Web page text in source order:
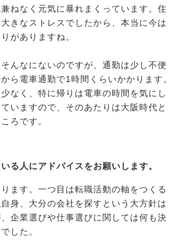
ねなく元気に暴れまくっています。住
きなストレスでしたから、本当に今は
がありますね。
んなにないのですが、通勤は少し不便
ら電車通勤で1時間くらいかかります。
なく、特に帰りは電車の時間を気にし
いますので、そのあたりは大阪時代と
ろです。
る人にアドバイスをお願いします。
ます。一つ目は転職活動の軸をつくる
身、大分の会社を探すという大方針は
企業選びや仕事選びに関しては何も決
した。